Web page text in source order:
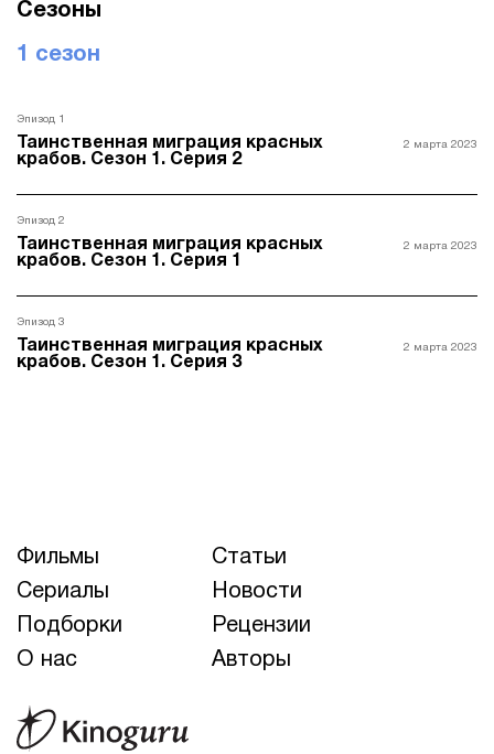
Сезоны
1 сезон
Эпизод 1
Таинственная миграция красных
крабов. Сезон 1. Серия 2
2 марта 2023
Эпизод 2
Таинственная миграция красных
крабов. Сезон 1. Серия 1
2 марта 2023
Эпизод 3
Таинственная миграция красных
крабов. Сезон 1. Серия 3
2 марта 2023
Фильмы
Статьи
Сериалы
Новости
Подборки
Рецензии
О нас
Авторы